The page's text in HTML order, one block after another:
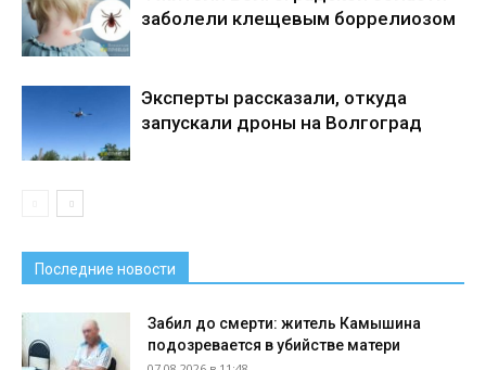
заболели клещевым боррелиозом
Эксперты рассказали, откуда
запускали дроны на Волгоград
Последние новости
Забил до смерти: житель Камышина
подозревается в убийстве матери